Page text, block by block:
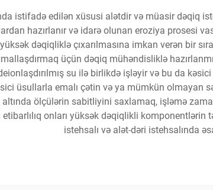
istifadə edilən xüsusi alətdir və müasir dəqiq
hazırlanır və idarə olunan eroziya prosesi
dəqiqliklə çıxarılmasına imkan verən bir
üçün dəqiq mühəndisliklə
su ilə birlikdə işləyir və bu da
üsullarla emalı çətin və ya mümkün
ölçülərin sabitliyini saxlamaq, işləmə
etibarlılıq onları yüksək dəqiqlikli
istehsalı və alət-dəri istehsalında